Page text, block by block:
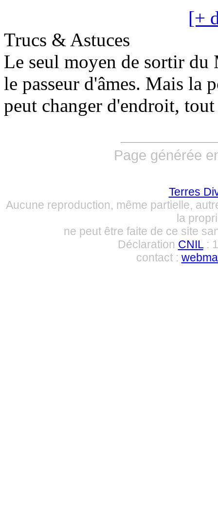
[+
Trucs & Astuces
Le seul moyen de sortir du
le passeur d'âmes. Mais la
peut changer d'endroit, tout
Page générée
Terres
Aucune reproduction, même partielle,
la
ne peut être faite de ce site
Déclaration CNIL:
contact :